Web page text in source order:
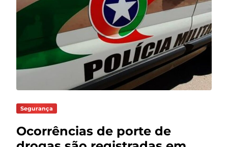
Segurança
Ocorrências de porte de